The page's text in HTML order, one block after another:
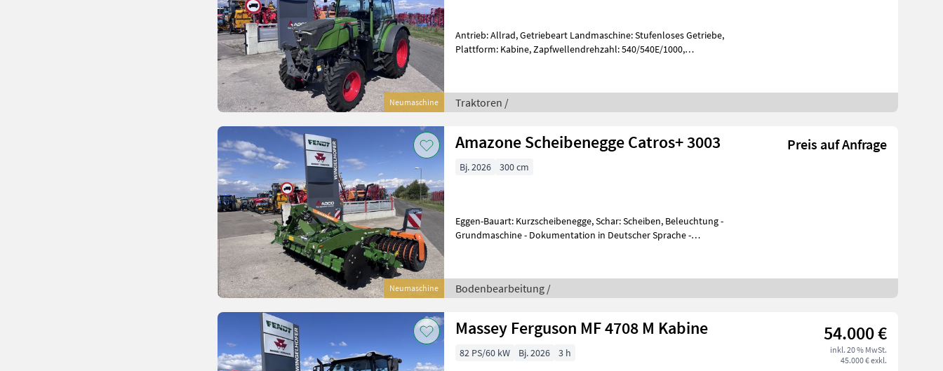
Neumaschine
Antrieb: Allrad, Getriebeart Landmaschine: Stufenloses Getriebe,
Plattform: Kabine, Zapfwellendrehzahl: 540/540E/1000,
Traktoren /
Neumaschine
Amazone Scheibenegge Catros+ 3003 Preis auf Anfrage
Bj. 2026 300 cm
Eggen-Bauart: Kurzscheibenegge, Schar: Scheiben, Beleuchtung -
Grundmaschine - Dokumentation in Deutscher Sprache -
Bodenbearbeitung /
Massey Ferguson MF 4708 M Kabine 54.000 €
inkl. 20 % MwSt.
45.000 € exkl.
82 PS/60 kW Bj. 2026 3 h